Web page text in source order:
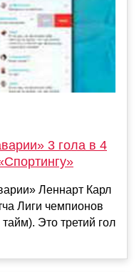
3 гола в 4
Леннарт Карл
Лиги чемпионов
Это третий гол